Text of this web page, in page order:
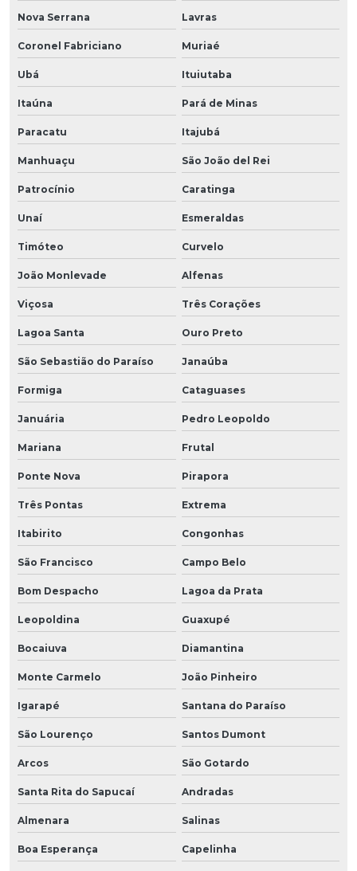
Nova Serrana Lavras
Coronel Fabriciano Muriaé
Ubá Ituiutaba
Itaúna Pará de Minas
Paracatu Itajubá
Manhuaçu São João del Rei
Patrocínio Caratinga
Unaí Esmeraldas
Timóteo Curvelo
João Monlevade Alfenas
Viçosa Três Corações
Lagoa Santa Ouro Preto
São Sebastião do Paraíso Janaúba
Formiga Cataguases
Januária Pedro Leopoldo
Mariana Frutal
Ponte Nova Pirapora
Três Pontas Extrema
Itabirito Congonhas
São Francisco Campo Belo
Bom Despacho Lagoa da Prata
Leopoldina Guaxupé
Bocaiuva Diamantina
Monte Carmelo João Pinheiro
Igarapé Santana do Paraíso
São Lourenço Santos Dumont
Arcos São Gotardo
Santa Rita do Sapucaí Andradas
Almenara Salinas
Boa Esperança Capelinha